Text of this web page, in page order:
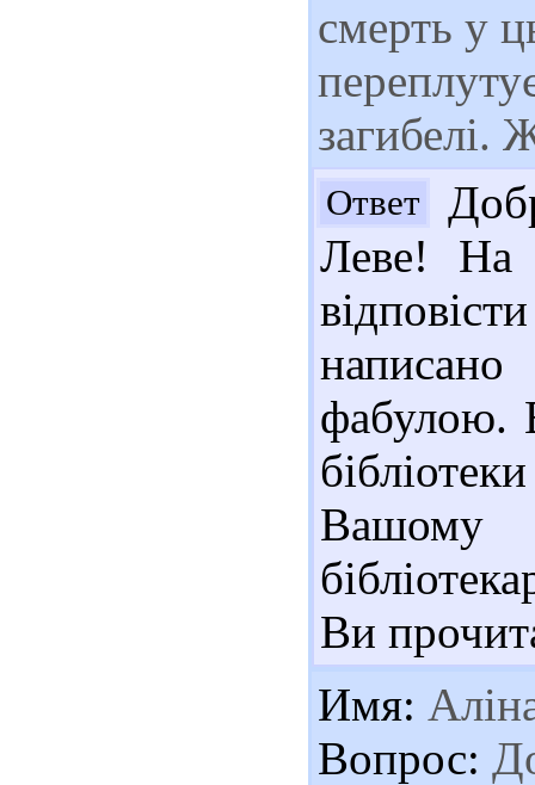
смерть у
загибелі.
Ответ
Леве! На
фабулою.
Вашому
Ви
Имя:
Вопрос: